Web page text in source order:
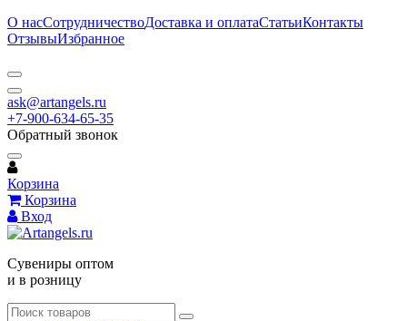
О насСотрудничествоДоставка и оплатаСтатьиКонтакты
ОтзывыИзбранное
ask@artangels.ru
+7-900-634-65-35
Обратный звонок
Корзина
Корзина
Вход
Сувениры оптом
и в розницу